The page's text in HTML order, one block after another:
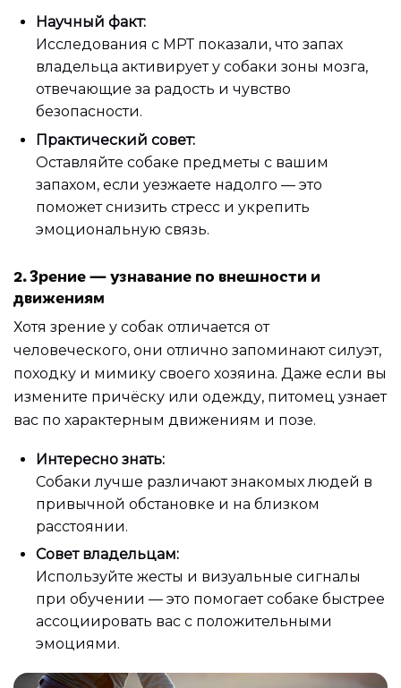
Научный факт:
Исследования с МРТ показали, что запах
владельца активирует у собаки зоны мозга,
отвечающие за радость и чувство
безопасности.
Практический совет:
Оставляйте собаке предметы с вашим
запахом, если уезжаете надолго — это
поможет снизить стресс и укрепить
эмоциональную связь.
2. Зрение — узнавание по внешности и
движениям
Хотя зрение у собак отличается от
человеческого, они отлично запоминают силуэт,
походку и мимику своего хозяина. Даже если вы
измените причёску или одежду, питомец узнает
вас по характерным движениям и позе.
Интересно знать:
Собаки лучше различают знакомых людей в
привычной обстановке и на близком
расстоянии.
Совет владельцам:
Используйте жесты и визуальные сигналы
при обучении — это помогает собаке быстрее
ассоциировать вас с положительными
эмоциями.